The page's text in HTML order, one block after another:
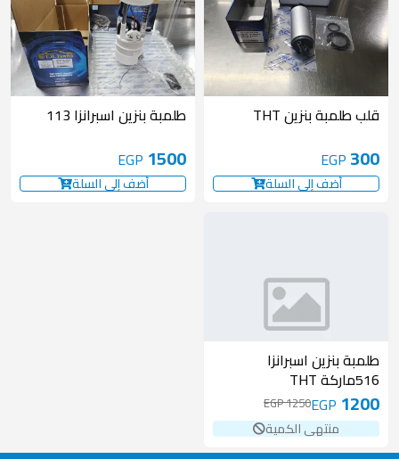
قلب طلمبة بنزين THT
300
EGP
أضف إلى السلة
طلمبة بنزين اسبرانزا 113
1500
EGP
أضف إلى السلة
طلمبة بنزين اسبرانزا
516ماركة THT
1200
EGP
1250 EGP
منتهى الكمية